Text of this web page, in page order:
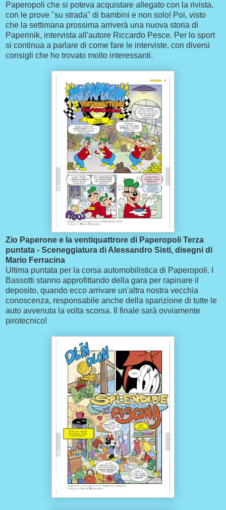
Paperopoli che si poteva acquistare allegato con la rivista,
con le prove "su strada" di bambini e non solo! Poi, visto
che la settimana prossima arriverà una nuova storia di
Paperinik, intervista all'autore Riccardo Pesce. Per lo sport
si continua a parlare di come fare le interviste, con diversi
consigli che ho trovato molto interessanti.
Zio Paperone e la ventiquattrore di Paperopoli Terza
puntata - Sceneggiatura di Alessandro Sisti, disegni di
Mario Ferracina
Ultima puntata per la corsa automobilistica di Paperopoli. I
Bassotti stanno approfittando della gara per rapinare il
deposito, quando ecco arrivare un'altra nostra vecchia
conoscenza, responsabile anche della sparizione di tutte le
auto avvenuta la volta scorsa. Il finale sarà ovviamente
pirotecnico!